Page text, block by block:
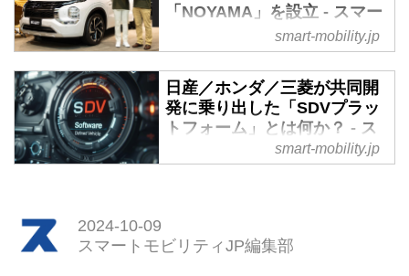
展開されているV2Hのリース販売
プランに新たなラインナップを追
加して、申し込み受付を開始し
た。電動車と充電設備をセットに
したもので、ユーザーにとっては
わかりやすくプランと言えそう
だ。
「NOYAMA」を設立 - スマー
トモビリティJP
報堂は共同で新たなアウトドアに
特化したプラットフォームビジネ
スを提供する新会社
「NOYAMA」を設立し、事業を
開始した。
smart-mobility.jp
日産／ホンダ／三菱が共同開
発に乗り出した「SDVプラッ
トフォーム」とは何か？ - ス
マートモビリティJP
共同研究契約締結」。同日には三
smart-mobility.jp
2024-10-09
スマートモビリティJP編集部